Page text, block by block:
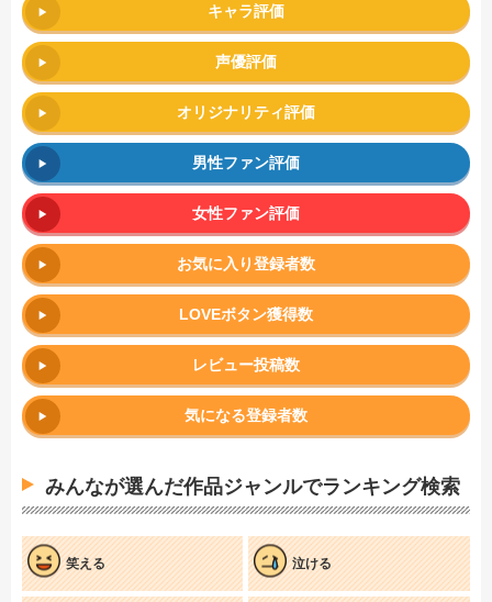
キャラ評価
声優評価
オリジナリティ評価
男性ファン評価
女性ファン評価
お気に入り登録者数
LOVEボタン獲得数
レビュー投稿数
気になる登録者数
みんなが選んだ作品ジャンルでランキング検索
笑える 泣ける